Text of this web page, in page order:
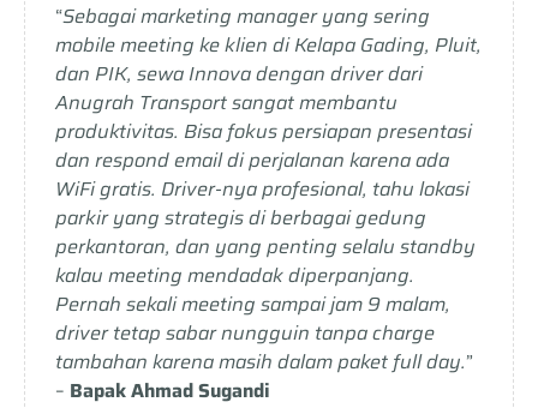
“Sebagai marketing manager yang sering
mobile meeting ke klien di Kelapa Gading, Pluit,
dan PIK, sewa Innova dengan driver dari
Anugrah Transport sangat membantu
produktivitas. Bisa fokus persiapan presentasi
dan respond email di perjalanan karena ada
WiFi gratis. Driver-nya profesional, tahu lokasi
parkir yang strategis di berbagai gedung
perkantoran, dan yang penting selalu standby
kalau meeting mendadak diperpanjang.
Pernah sekali meeting sampai jam 9 malam,
driver tetap sabar nungguin tanpa charge
tambahan karena masih dalam paket full day.”
– Bapak Ahmad Sugandi